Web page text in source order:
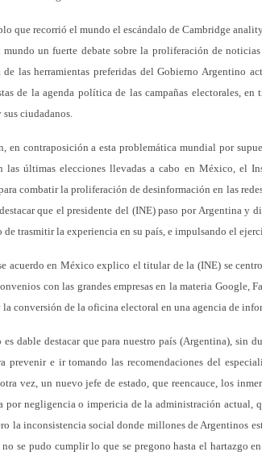
que recorrió el mundo el escándalo de Cambridge
un fuerte debate sobre la proliferación de
las herramientas preferidas del Gobierno Argentino
de la agenda política de las campañas electorales,
sus ciudadanos.
en contraposición a esta problemática mundial por
las últimas elecciones llevadas a cabo en México, el
combatir la proliferación de desinformación en las
que el presidente del (INE) paso por Argentina y
trasmitir la experiencia en su país, e impulsando el
acuerdo en México explico el titular de la (INE) se
con las grandes empresas en la materia Google,
conversión de la oficina electoral en una agencia de
dable destacar que para nuestro país (Argentina), sin
prevenir e ir tomando las recomendaciones del
vez, un nuevo jefe de estado, que reencauce, los
por negligencia o impericia de la administración actual,
la inconsistencia social donde millones de Argentinos
se pudo cumplir lo que se pregono hasta el hartazgo